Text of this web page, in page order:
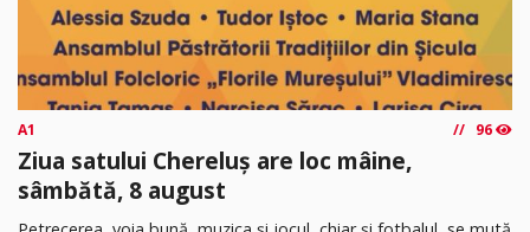
A1 96
Ziua satului Chereluș are loc mâine,
sâmbătă, 8 august